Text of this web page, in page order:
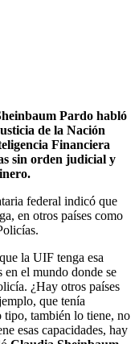
Pardo habló
de la Nación
Financiera
sin orden judicial y
federal indicó que
en otros países como
la UIF tenga esa
el mundo donde se
¿Hay otros países
que tenía
tipo, también lo tiene, no
esas capacidades, hay